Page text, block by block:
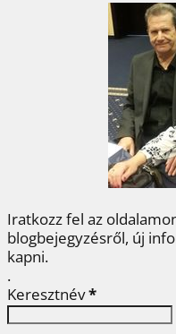
b
o
k
t
e
r
Iratkozz fel az
blogbejegyzésről, új
kapni.
.
Keresztnév*